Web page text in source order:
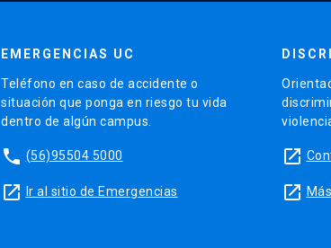
EMERGENCIAS UC
Teléfono en caso de accidente o
situación que ponga en riesgo tu vida
dentro de algún campus.
phone (56)95504 5000
launch Ir al sitio de Emergencias
launch
launch